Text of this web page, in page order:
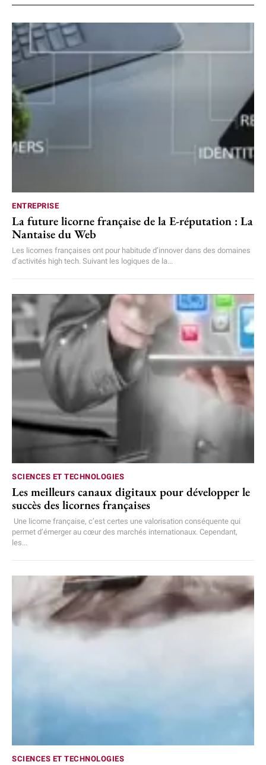
ENTREPRISE
La future licorne française de la E-réputation : La
Nantaise du Web
Les licornes françaises ont pour habitude d’innover dans des domaines
d’activités high tech. Suivant les logiques de la...
SCIENCES ET TECHNOLOGIES
Les meilleurs canaux digitaux pour développer le
succès des licornes françaises
Une licorne française, c’est certes une valorisation conséquente qui
permet d’émerger au cœur des marchés internationaux. Cependant,
les...
SCIENCES ET TECHNOLOGIES